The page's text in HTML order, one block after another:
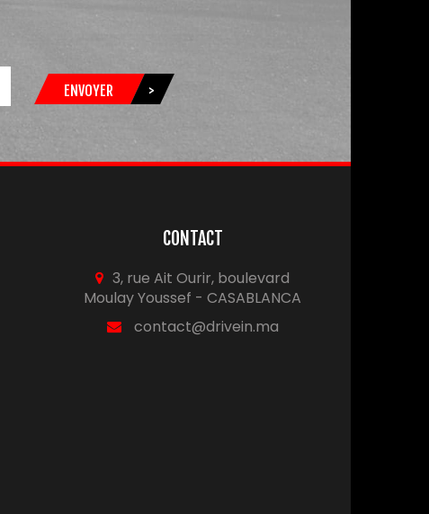
ENVOYER >
CONTACT
3, rue Ait Ourir, boulevard
Moulay Youssef - CASABLANCA
contact@drivein.ma